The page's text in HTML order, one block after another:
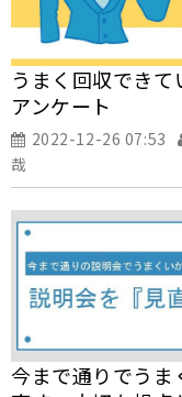
うまく回収でき
アンケート
2022-12-26 07:53
哉
今まで通りでう